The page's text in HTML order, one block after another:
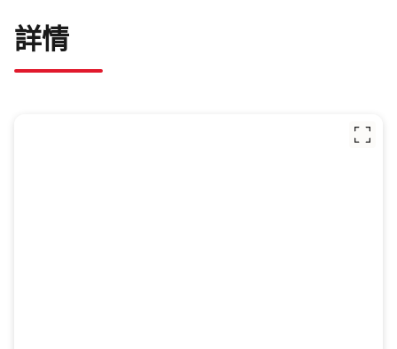
詳情